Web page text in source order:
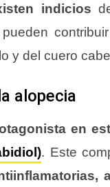
indicios
y del cuero
alopecia
en
. Este